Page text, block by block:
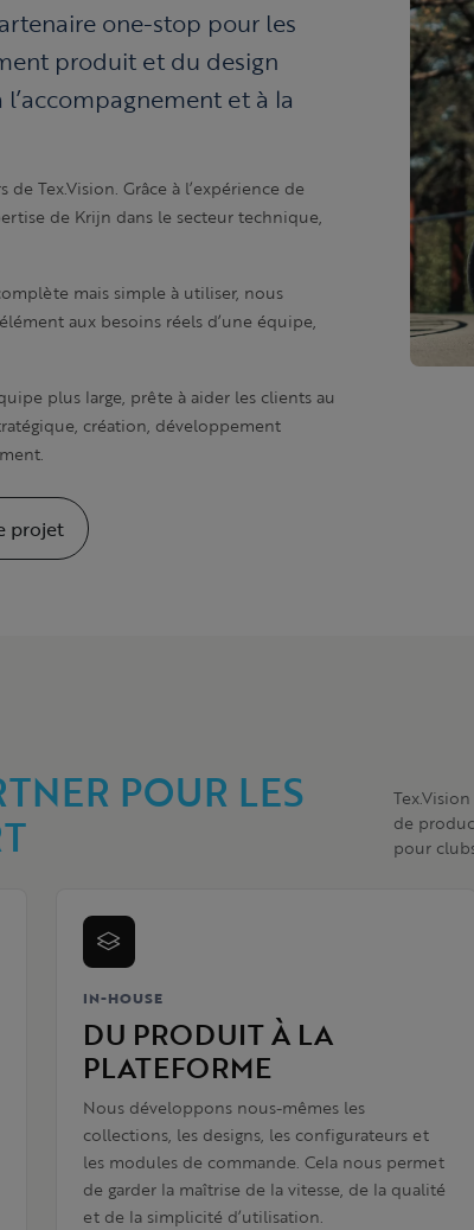
one-stop pour les
produit et du design
et à la
Tex.Vision. Grâce à l’expérience de
de Krijn dans le secteur technique,
mais simple à utiliser, nous
aux besoins réels d’une équipe,
plus large, prête à aider les clients au
création, développement
projet
POUR LES
de
pour
IN-HOUSE
DU PRODUIT À LA
PLATEFORME
Nous développons nous-mêmes les
collections, les designs, les configurateurs et
les modules de commande. Cela nous permet
de garder la maîtrise de la vitesse, de la qualité
et de la simplicité d’utilisation.